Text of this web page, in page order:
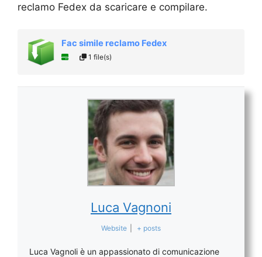
reclamo Fedex da scaricare e compilare.
Fac simile reclamo Fedex
1 file(s)
Luca Vagnoni
Website + posts
Luca Vagnoli è un appassionato di comunicazione